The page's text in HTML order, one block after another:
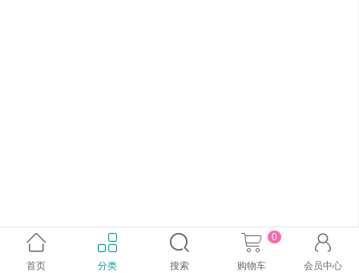

首页

分类

搜索

购物车
0 
会员中心